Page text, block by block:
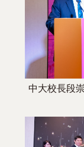
中大校長段